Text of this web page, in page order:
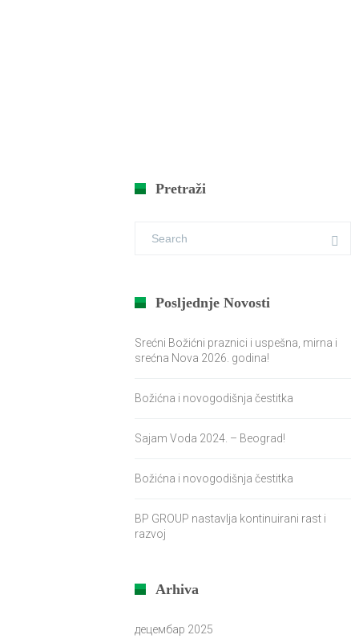
Pretraži
Posljednje Novosti
Srećni Božićni praznici i uspešna, mirna i
srećna Nova 2026. godina!
Božićna i novogodišnja čestitka
Sajam Voda 2024. – Beograd!
Božićna i novogodišnja čestitka
BP GROUP nastavlja kontinuirani rast i
razvoj
Arhiva
децембар 2025